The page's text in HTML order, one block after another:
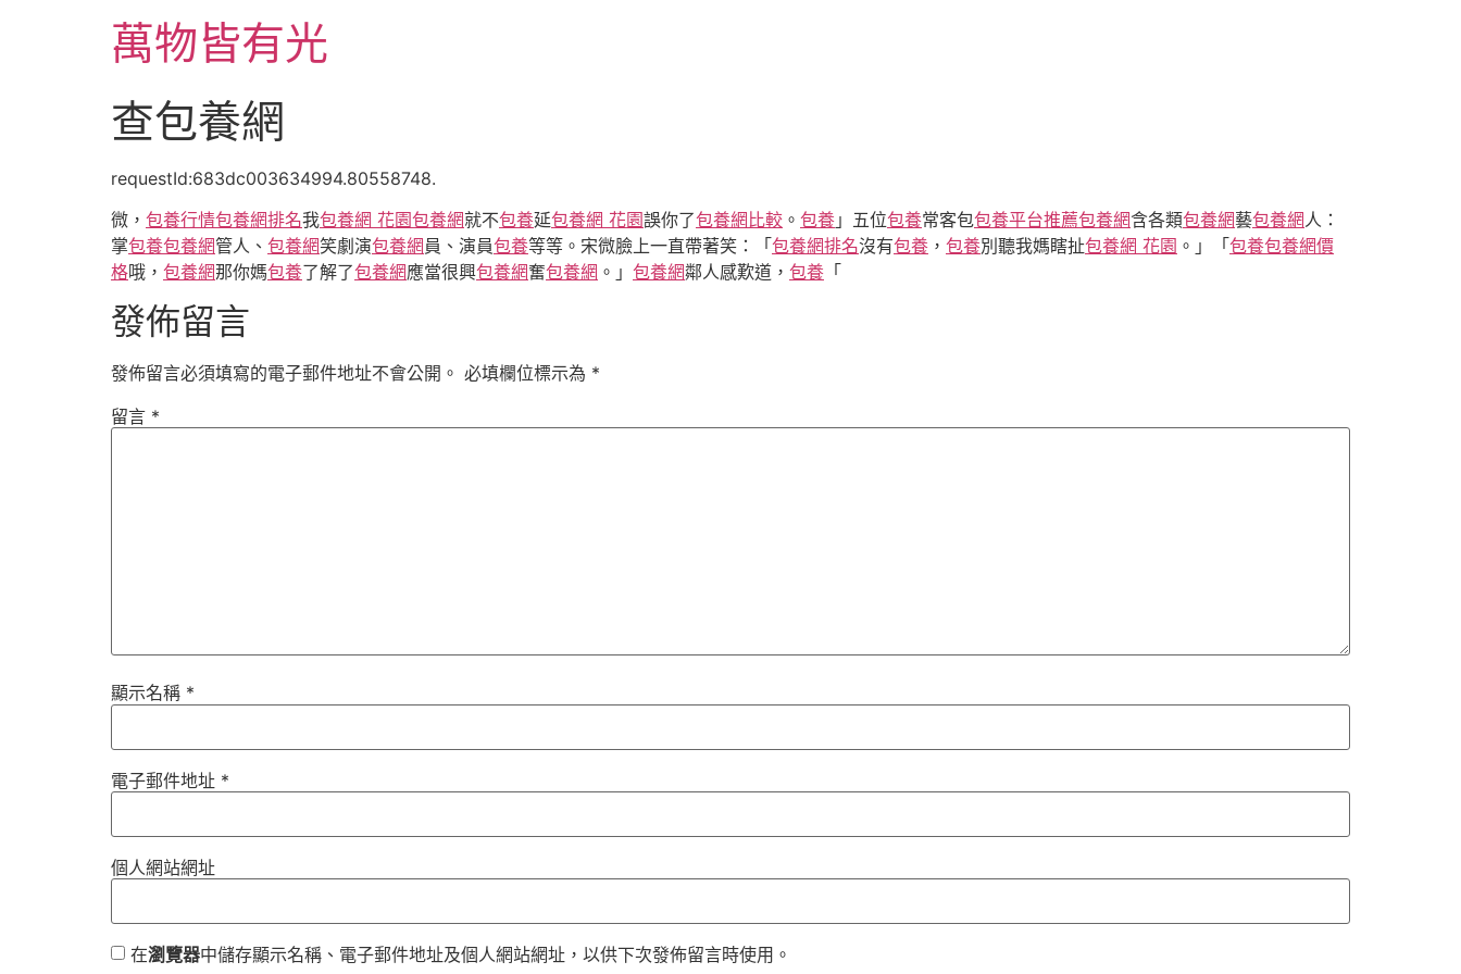
萬物皆有光
查包養網
requestId:683dc003634994.80558748.
微， 包養行情包養網排名我包養網 花園包養網就不包養延包養網 花園誤你了包養網比較 。 包養 」五位包養常客包包養平台推薦包養網含各類包養網藝包養網人：
掌包養包養網管人、 包養網笑劇演包養網 員、演員包養等等。宋微臉上一直帶著笑：「 包養網排名沒有包養 ， 包養別聽我媽瞎扯包養網 花園 。」「 包養包養網價
格哦， 包養網那你媽包養了解了包養網應當很興包養網奮包養網 。」 包養網鄰人感歎道， 包養 「
發佈留言
發佈留言必須填寫的電子郵件地址不會公開。 必填欄位標示為 *
留言 *
顯示名稱 *
電子郵件地址 *
個人網站網址
在瀏覽器中儲存顯示名稱、電子郵件地址及個人網站網址，以供下次發佈留言時使用。